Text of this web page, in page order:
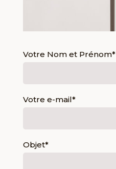
Votre Nom et Prénom*
Votre e-mail*
Objet*